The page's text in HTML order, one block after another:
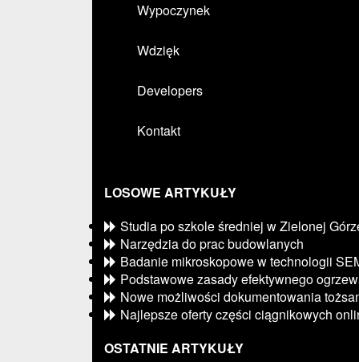
Wypoczynek
Wdzięk
Developers
Kontakt
LOSOWE ARTYKUŁY
Studia po szkole średniej w Zielonej
Narzędzia do prac budowlanych
Badanie mikroskopowe w technologii
Podstawowe zasady efektywnego
Nowe możliwości dokumentowania
Najlepsze oferty części ciągnikowych
OSTATNIE ARTYKUŁY